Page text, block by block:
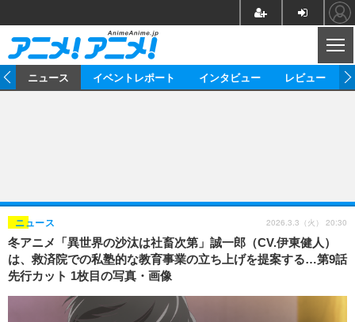
ゲーム グッズ
イベント
海外イベント ビジネス
俳優・タレント アーティスト
ビジネス
アニメ 実写
書評
ゲーム
動画
アニメ
アニメ！アニメ！TV
連載・コラム
ニュース イベントレポート インタビュー レビュー
冬アニメ「異世界の沙汰は社畜次第」誠一郎（CV.伊東健人）
は、救済院での私塾的な教育事業の立ち上げを提案する…第9話
先行カット 1枚目の写真・画像
ニュース 2026.3.3（火） 20:30